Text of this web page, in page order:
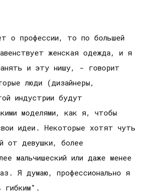
о профессии, то по большей
женская одежда, и я
и эту нишу, - говорит
люди (дизайнеры,
индустрии будут
моделями, как я, чтобы
идеи. Некоторые хотят чуть
от девушки, более
мальчишеский или даже менее
Я думаю, профессионально я
гибким".